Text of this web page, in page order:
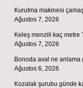
Kurutma makinesi
Ağustos 7, 2026
Keleş menzili kaç metre
Ağustos 7, 2026
Bonoda aval ne anlama
Ağustos 6, 2026
Kozalak şurubu günde